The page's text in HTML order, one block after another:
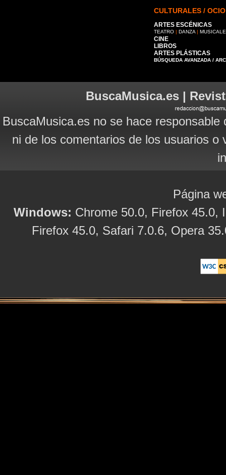
CULTURALES / OCIO
ARTES ESCÉNICAS
TEATRO | DANZA |
CINE
LIBROS
ARTES PLÁSTICAS
BÚSQUEDA AVANZADA /
BuscaMusica.es |
BuscaMusica.es no se hace
ni de los comentarios de los usuarios
Página
Windows: Chrome 50.0, Firefox 45.0,
Firefox 45.0, Safari 7.0.6, Opera